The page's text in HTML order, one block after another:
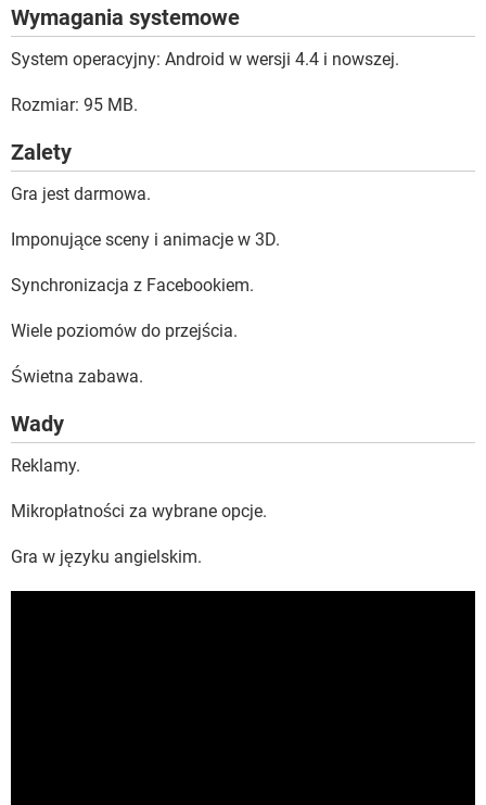
Wymagania systemowe
System operacyjny: Android w wersji 4.4 i nowszej.
Rozmiar: 95 MB.
Zalety
Gra jest darmowa.
Imponujące sceny i animacje w 3D.
Synchronizacja z Facebookiem.
Wiele poziomów do przejścia.
Świetna zabawa.
Wady
Reklamy.
Mikropłatności za wybrane opcje.
Gra w języku angielskim.